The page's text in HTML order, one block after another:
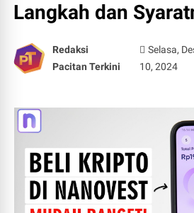
Langkah dan
Redaksi
Pacitan Terkini
Selasa,
10, 2024